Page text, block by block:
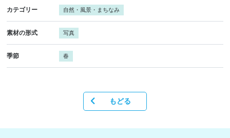
カテゴリー 自然・風景・まちなみ
素材の形式 写真
季節 春
もどる